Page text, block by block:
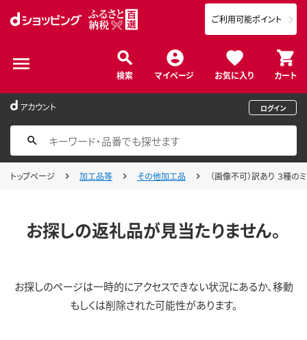
検索 マイページ お気に入り カート
ご利用可能ポイント
アカウント ログイン
トップページ 加工品等 その他加工品 （画像不可）訳あり ３種の
お探しの返礼品が見当たりません。
お探しのページは一時的にアクセスできない状況にあるか、移動
もしくは削除された可能性があります。